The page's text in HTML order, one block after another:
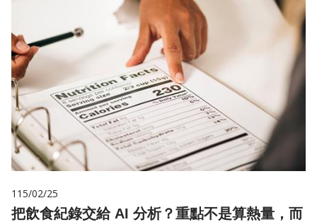
115/02/25
把飲食紀錄交給 AI 分析？重點不是算熱量，而